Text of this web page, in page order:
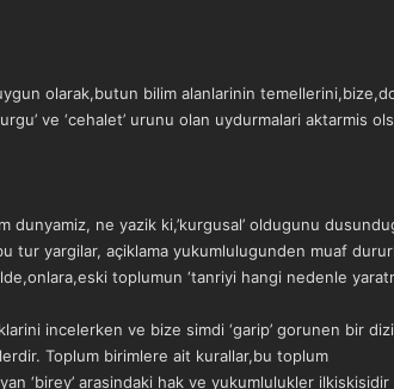
olarak,butun bilim alanlarinin
ve ‘cehalet’ urunu olan uydurmalari aktarmis
dunyamiz, ne yazik ki,’kurgusal’ oldugunu
tur yargilar, açiklama yukumlulugunden muaf
toplumun ‘tanriyi hangi nedenle
incelerken ve bize simdi ‘garip’ gorunen bir
Toplum birimlere ait kurallar,bu toplum
‘birey’ arasindaki hak ve yukumlulukler ilkiskisidir